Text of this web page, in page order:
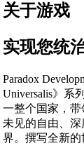
关于游戏
实现您统
Paradox
Universalis》系
一整个国家，
未见的自由、
界。撰写全新的